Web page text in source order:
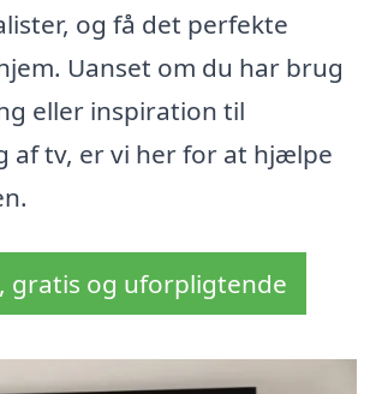
og få det perfekte
Uanset om du har brug
eller inspiration til
af tv, er vi her for at hjælpe
gratis og uforpligtende